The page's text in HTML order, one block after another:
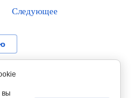
Следующее
вы